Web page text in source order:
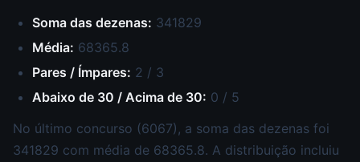
Soma das dezenas: 341829
Média: 68365.8
Pares / Ímpares: 2 / 3
Abaixo de 30 / Acima de 30: 0 / 5
No último concurso (6067), a soma das dezenas foi
341829 com média de 68365.8. A distribuição incluiu